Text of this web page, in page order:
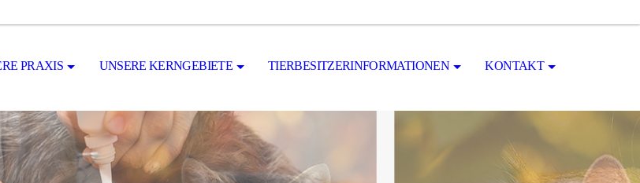
PRAXIS UNSERE KERNGEBIETE TIERBESITZERINFORMATIONEN KONTAKT